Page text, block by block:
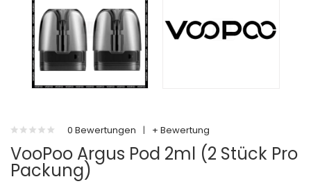
0 Bewertungen | + Bewertung
VooPoo Argus Pod 2ml (2 Stück Pro
Packung)